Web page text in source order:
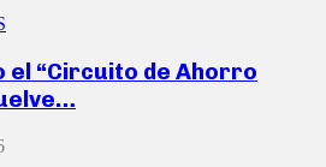
el “Circuito de Ahorro